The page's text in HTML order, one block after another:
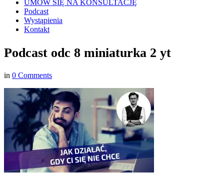
UMÓW SIĘ NA KONSULTACJĘ
Podcast
Wystąpienia
Kontakt
Podcast odc 8 miniaturka 2 yt
in 0 Comments